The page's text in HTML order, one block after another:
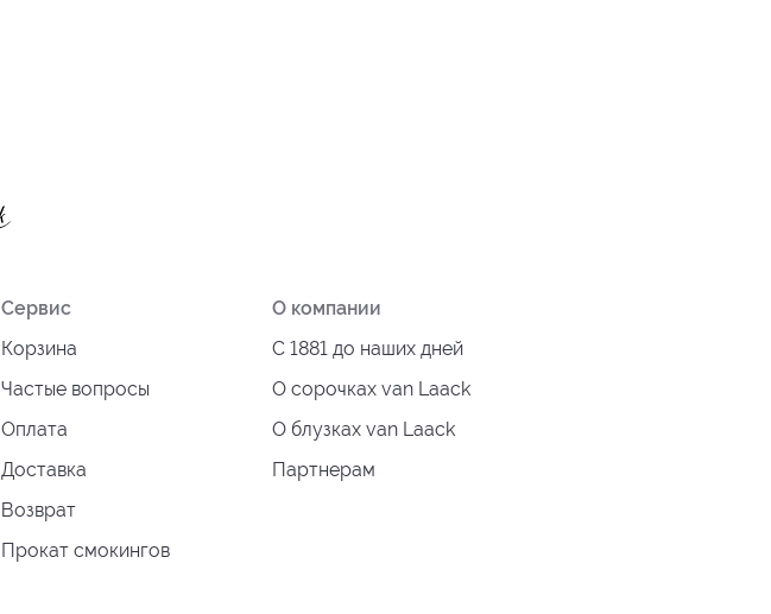
Сервис
Корзина
Частые вопросы
Оплата
Доставка
Возврат
Прокат смокингов
О компании
С 1881 до наших дней
О сорочках van Laack
О блузках van Laack
Партнерам